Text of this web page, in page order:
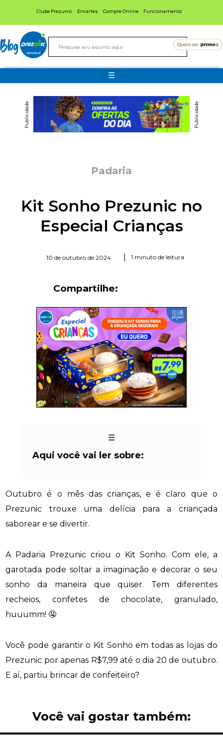
Clube Prezunic Encartes Compre Online Funcionamento
Blog
☰
Publicidade Publicidade
Padaria
Kit Sonho Prezunic no
Especial Crianças
10 de outubro de 2024 1 minuto de leitura
Compartilhe:
☰
Aqui você vai ler sobre:
Outubro é o mês das crianças, e é claro que o
Prezunic trouxe uma delícia para a criançada
saborear e se divertir.
A Padaria Prezunic criou o Kit Sonho. Com ele, a
garotada pode soltar a imaginação e decorar o seu
sonho da maneira que quiser. Tem diferentes
recheios, confetes de chocolate, granulado,
huuumm! 🤤
Você pode garantir o Kit Sonho em todas as lojas do
Prezunic por apenas R$7,99 até o dia 20 de outubro.
E aí, partiu brincar de confeiteiro?
Você vai gostar também: